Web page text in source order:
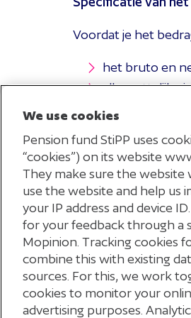
Afkoop
Zo weet
Voordat je het
het bruto en
alle wettelijke
de
Belastingaangifte
Heeft je kind recht
inkomstenbelasting
en andere
We use cookies
Pension fund StiPP uses
“cookies”) on its website
They make sure the website
use the website and help us
your IP address and device
for your feedback through a
Mopinion. Tracking cookies
combine this with existing
sources. For this, we work
cookies to monitor your
advertising purposes.